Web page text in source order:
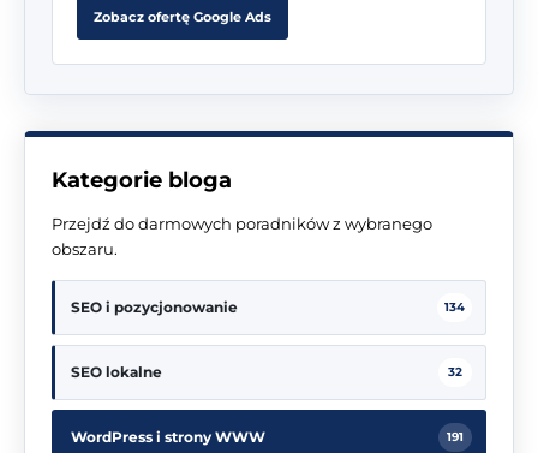
Zobacz ofertę Google Ads
Kategorie bloga
Przejdź do darmowych poradników z wybranego
obszaru.
SEO i pozycjonowanie 134
SEO lokalne 32
WordPress i strony WWW 191